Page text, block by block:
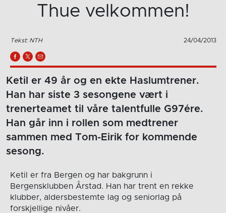
Thue velkommen!
Tekst: NTH 24/04/2013
Ketil er 49 år og en ekte Haslumtrener.
Han har siste 3 sesongene vært i
trenerteamet til våre talentfulle G97ére.
Han går inn i rollen som medtrener
sammen med Tom-Eirik for kommende
sesong.
Ketil er fra Bergen og har bakgrunn i
Bergensklubben Årstad. Han har trent en rekke
klubber, aldersbestemte lag og seniorlag på
forskjellige nivåer.